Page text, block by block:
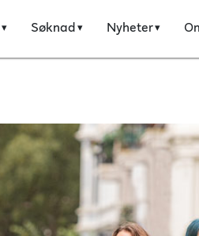
Søknad Nyheter